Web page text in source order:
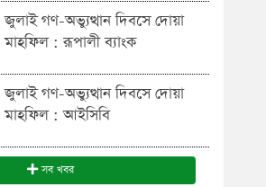
জুলাই গণ-অভ্যুত্থান দিবসে দোয়া
মাহফিল : রূপালী ব্যাংক
জুলাই গণ-অভ্যুত্থান দিবসে দোয়া
মাহফিল : আইসিবি
সব খবর